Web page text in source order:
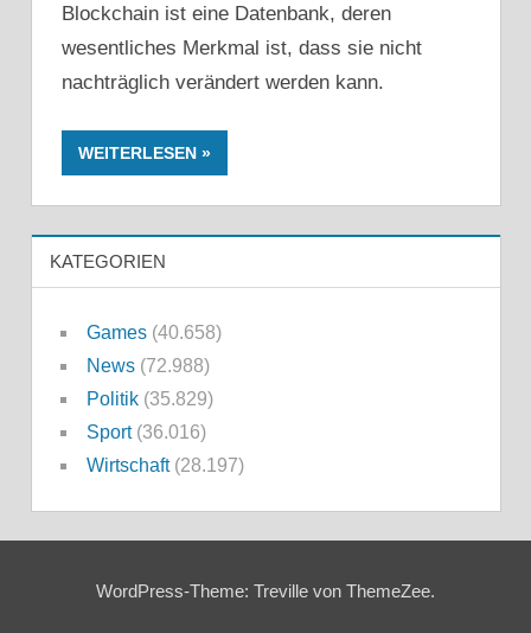
Blockchain ist eine Datenbank, deren
wesentliches Merkmal ist, dass sie nicht
nachträglich verändert werden kann.
WEITERLESEN
KATEGORIEN
Games(40.658)
News(72.988)
Politik(35.829)
Sport(36.016)
Wirtschaft(28.197)
WordPress-Theme: Treville von ThemeZee.